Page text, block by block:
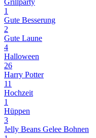
Grillparty
1
Gute Besserung
2
Gute Laune
4
Halloween
26
Harry Potter
11
Hochzeit
1
Hüppen
3
Jelly Beans Gelee Bohnen